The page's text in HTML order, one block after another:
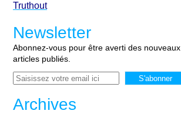
Truthout
Newsletter
Abonnez-vous pour être averti des nouveaux
articles publiés.
Email
Archives